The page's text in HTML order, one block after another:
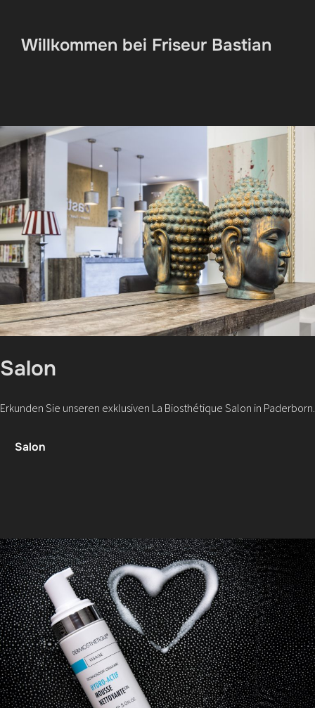
Willkommen bei Friseur Bastian
Salon
Erkunden Sie unseren exklusiven La Biosthétique Salon in Paderborn.
Salon